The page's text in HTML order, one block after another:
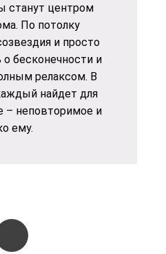
станут центром
По потолку
и просто
бесконечности и
релаксом. В
найдет для
– неповторимое и
ему.